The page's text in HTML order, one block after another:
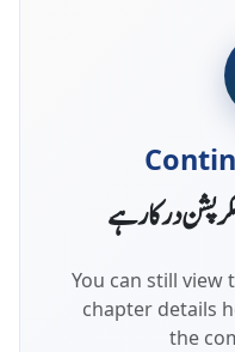
درکار ہے
You can still view
chapter details
the